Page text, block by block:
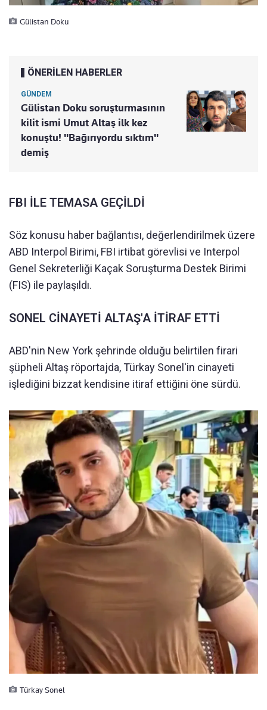
Gülistan Doku
ÖNERİLEN HABERLER
GÜNDEM
Gülistan Doku soruşturmasının
kilit ismi Umut Altaş ilk kez
konuştu! "Bağırıyordu sıktım"
demiş
FBI İLE TEMASA GEÇİLDİ
Söz konusu haber bağlantısı, değerlendirilmek üzere
ABD Interpol Birimi, FBI irtibat görevlisi ve Interpol
Genel Sekreterliği Kaçak Soruşturma Destek Birimi
(FIS) ile paylaşıldı.
SONEL CİNAYETİ ALTAŞ'A İTİRAF ETTİ
ABD'nin New York şehrinde olduğu belirtilen firari
şüpheli Altaş röportajda, Türkay Sonel'in cinayeti
işlediğini bizzat kendisine itiraf ettiğini öne sürdü.
Türkay Sonel